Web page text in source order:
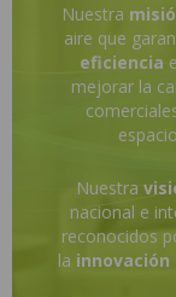
Nuestra
aire que
eficiencia
mejorar la
Nuestra
nacional e
reconocidos
la